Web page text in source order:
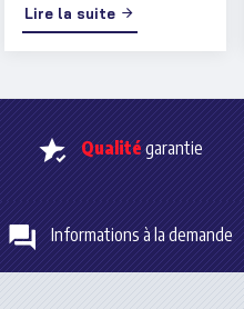
Que vous entreposiez votre
véhicule ou que vous
son état et éviter les
désagréments liés au gel.
Lire la suite
Qualitégarantie
Informations à la demande